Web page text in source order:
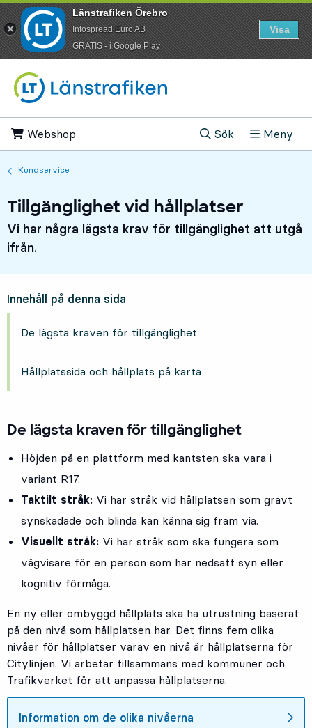
Webshop
Sök
, Visa sökfältet
Meny
Kundservice
Tillgänglighet vid hållplatser
Vi har några lägsta krav för tillgänglighet att utgå
ifrån.
Innehåll på denna sida
De lägsta kraven för tillgänglighet
Hållplatssida och hållplats på karta
De lägsta kraven för tillgänglighet
Höjden på en plattform med kantsten ska vara i
variant R17.
Taktilt stråk: Vi har stråk vid hållplatsen som gravt
synskadade och blinda kan känna sig fram via.
Visuellt stråk: Vi har stråk som ska fungera som
vägvisare för en person som har nedsatt syn eller
kognitiv förmåga.
En ny eller ombyggd hållplats ska ha utrustning baserat
på den nivå som hållplatsen har. Det finns fem olika
nivåer för hållplatser varav en nivå är hållplatserna för
Citylinjen. Vi arbetar tillsammans med kommuner och
Trafikverket för att anpassa hållplatserna.
Information om de olika nivåerna
Länstrafiken Örebro
Infospread Euro AB
​GRATIS - i Google Play
Visa